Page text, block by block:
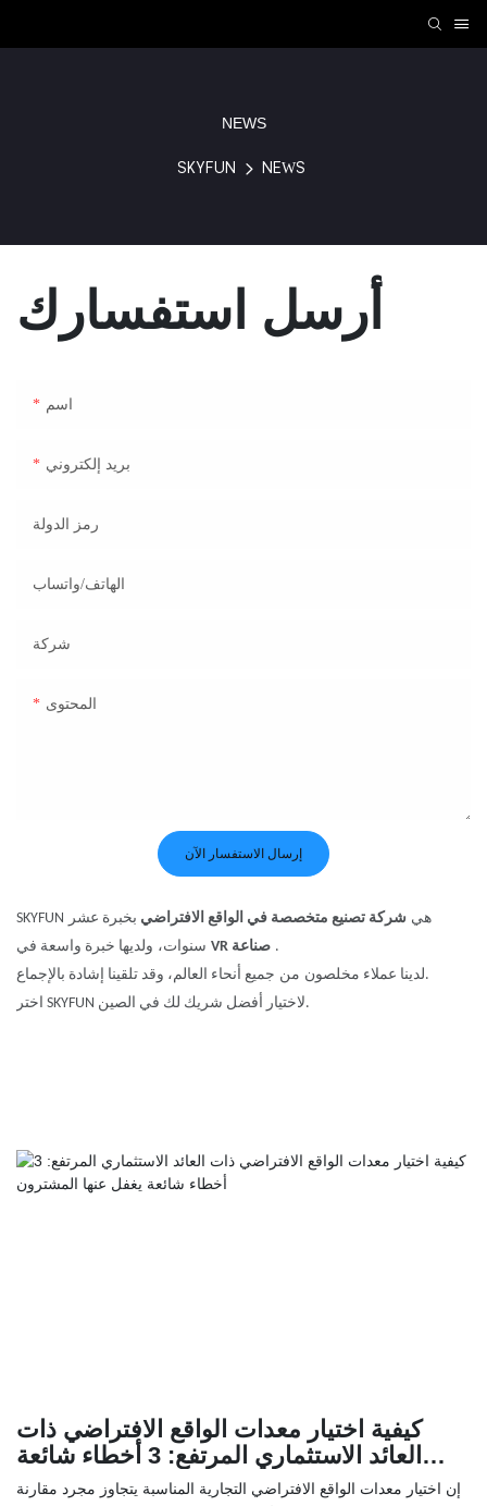
NEWS
SKYFUN NEWS
أرسل استفسارك
اسم
بريد إلكتروني
رمز الدولة
الهاتف/واتساب
شركة
المحتوى
إرسال الاستفسار الآن
SKYFUN هي شركة تصنيع متخصصة في الواقع الافتراضي بخبرة عشر
سنوات، ولديها خبرة واسعة في VR صناعة .
لدينا عملاء مخلصون من
جميع أنحاء العالم، وقد تلقينا إشادة بالإجماع.
اختر SKYFUN لاختيار أفضل شريك لك في الصين.
كيفية اختيار معدات الواقع الافتراضي ذات
العائد الاستثماري المرتفع: 3 أخطاء شائعة
يغفل عنها المشترون
إن اختيار معدات الواقع الافتراضي التجارية المناسبة يتجاوز مجرد مقارنة